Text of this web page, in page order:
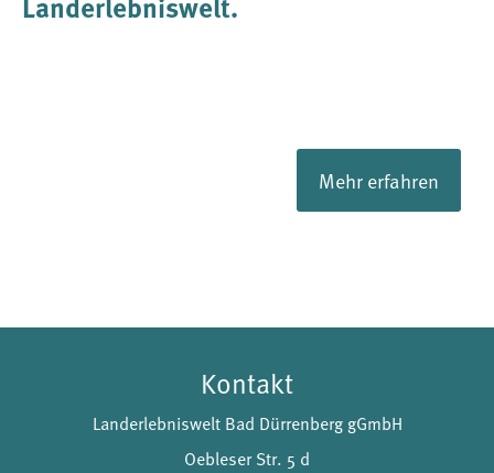
Mehr erfahren
Kontakt
Landerlebniswelt Bad Dürrenberg gGmbH
Oebleser Str. 5 d